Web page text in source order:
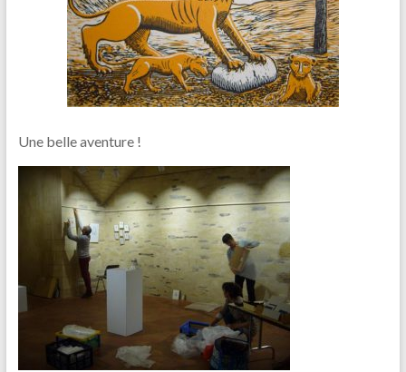
Une belle aventure !